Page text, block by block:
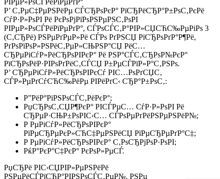
РІРµР»РѕСЃРёРїРµРґР°
Р’ С‚РµС‡РµРЅРёРµ СЃСЂРѕРєР° РїСЂРёСЂР°Р±РѕС‚РєРё
СѓР·Р»РѕРІ Рё РєРѕРјРїРѕРЅРµРЅС‚РѕРІ
РІРµР»РѕСЃРёРїРµРґР°, СЃРѕСЃС‚Р°РІР»СЏСЋС‰РµРіРѕ 3
(С‚СЂРё) РЅРµРґРµР»Рё СЃРѕ РґРЅСЏ РїСЂРѕРґР°Р¶Рё,
РґРѕРїРѕР»РЅРёС‚РµР»СЊРЅР°СЏ РёС…
СЂРµРіСѓР»РёСЂРѕРІРєР° Рё РЅР°СЃС‚СЂРѕР№РєР°
РїСЂРѕРёР·РІРѕРґРёС‚СЃСЏ Р±РµСЃРїР»Р°С‚РЅРѕ.
Р’ СЂРµРіСѓР»РёСЂРѕРІРєСѓ РІС…РѕРґСЏС‚
СЃР»РµРґСѓСЋС‰РёРµ РІРёРґС‹ СЂР°Р±РѕС‚:
Р”РёР°РіРЅРѕСЃС‚РёРєР°;
РџСЂРѕС‚СЏР¶РєР° РІСЃРµС… СѓР·Р»РѕРІ Рё
СЂРµР·СЊР±РѕРІС‹С… СЃРѕРµРґРёРЅРµРЅРёР№;
Р РµРіСѓР»РёСЂРѕРІРєР°
РїРµСЂРµРєР»СЋС‡РµРЅРёСЏ РїРµСЂРµРґР°С‡;
Р РµРіСѓР»РёСЂРѕРІРєР° С‚РѕСЂРјРѕР·РѕРІ;
РќР°РєР°С‡РєР° РєРѕР»РµСЃ.
РџСЂРё РІС‹СЏРІР»РµРЅРёРё
РЅРµРёСЃРїСЂР°РІРЅРѕСЃС‚РµР№, РЅРµ